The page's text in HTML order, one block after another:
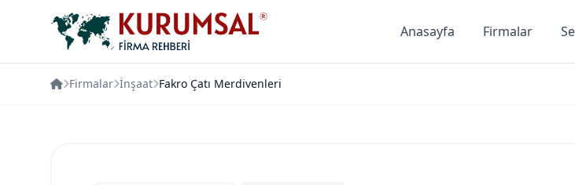
Anasayfa Firmalar
Firmalar İnşaat Fakro Çatı Merdivenleri